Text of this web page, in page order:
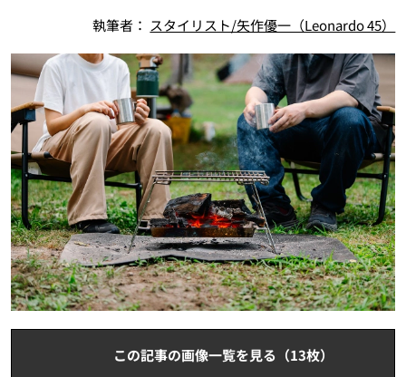
執筆者： スタイリスト/矢作優一（Leonardo 45）
この記事の画像一覧を見る（13枚）